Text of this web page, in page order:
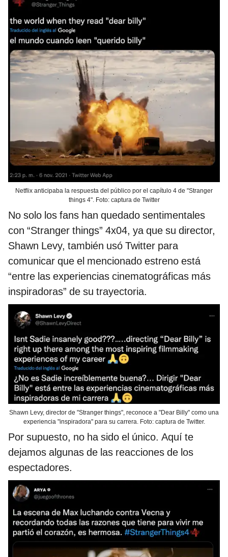
Netflix anticipaba la respuesta del público por el capítulo 4 de "Stranger
things 4". Foto: captura de Twitter
No solo los fans han quedado sentimentales
con “Stranger things” 4x04, ya que su director,
Shawn Levy, también usó Twitter para
comunicar que el mencionado estreno está
“entre las experiencias cinematográficas más
inspiradoras” de su trayectoria.
Shawn Levy, director de "Stranger things", reconoce a "Dear Billy" como una
experiencia "inspiradora" para su carrera. Foto: captura de Twitter.
Por supuesto, no ha sido el único. Aquí te
dejamos algunas de las reacciones de los
espectadores.